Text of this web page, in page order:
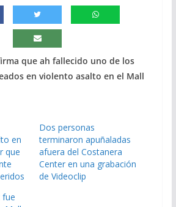
que ah fallecido uno de los
en violento asalto en el Mall
en
que
Dos personas
terminaron apuñaladas
afuera del Costanera
Center en una grabación
de Videoclip
fue